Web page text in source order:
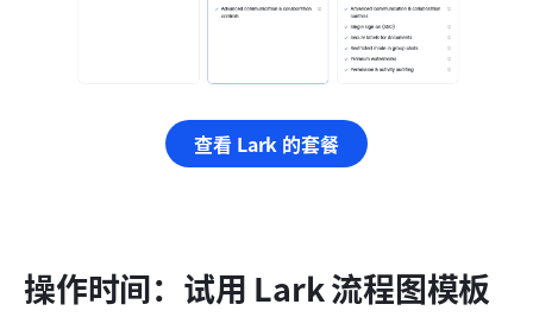
查看 Lark 的套餐
操作时间：试用 Lark 流程图模板